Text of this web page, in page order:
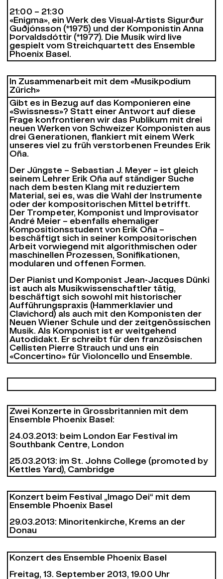
21:00 – 21:30
«Enigma», ein Werk des Visual-Artists Sigurður
Guðjónsson (*1975) und der Komponistin Anna
Þorvaldsdóttir (*1977). Die Musik wird live
gespielt vom Streichquartett des Ensemble
Phoenix Basel.
In Zusammenarbeit mit dem «Musikpodium
Zürich»
Gibt es in Bezug auf das Komponieren eine
«Swissness»? Statt einer Antwort auf diese
Frage konfrontieren wir das Publikum mit drei
neuen Werken von Schweizer Komponisten aus
drei Generationen, flankiert mit einem Werk
unseres viel zu früh verstorbenen Freundes Erik
Oña.
Der Jüngste – Sebastian J. Meyer – ist gleich
seinem Lehrer Erik Oña auf ständiger Suche
nach dem besten Klang mit reduziertem
Material, sei es, was die Wahl der Instrumente
oder der kompositorischen Mittel betrifft.
Der Trompeter, Komponist und Improvisator
André Meier – ebenfalls ehemaliger
Kompositionsstudent von Erik Oña –
beschäftigt sich in seiner kompositorischen
Arbeit vorwiegend mit algorithmischen oder
maschinellen Prozessen, Sonifikationen,
modularen und offenen Formen.
Der Pianist und Komponist Jean-Jacques Dünki
ist auch als Musikwissenschaftler tätig,
beschäftigt sich sowohl mit historischer
Aufführungspraxis (Hammerklavier und
Clavichord) als auch mit den Komponisten der
Neuen Wiener Schule und der zeitgenössischen
Musik. Als Komponist ist er weitgehend
Autodidakt. Er schreibt für den französischen
Cellisten Pierre Strauch und uns ein
«Concertino» für Violoncello und Ensemble.
Zwei Konzerte in Grossbritannien mit dem
Ensemble Phoenix Basel:
24.03.2013: beim London Ear Festival im
Southbank Centre, London
25.03.2013: im St. Johns College (promoted by
Kettles Yard), Cambridge
Konzert beim Festival „Imago Dei“ mit dem
Ensemble Phoenix Basel
29.03.2013: Minoritenkirche, Krems an der
Donau
Konzert des Ensemble Phoenix Basel
Freitag, 13. September 2013, 19.00 Uhr